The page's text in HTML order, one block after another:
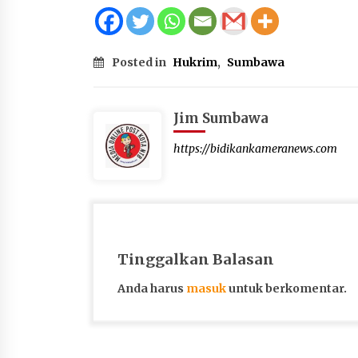
Posted in Hukrim, Sumbawa
Jim Sumbawa
https://bidikankameranews.com
Tinggalkan Balasan
Anda harus masukuntuk berkomentar.